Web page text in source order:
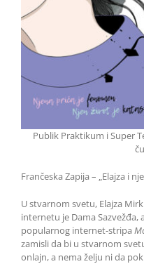
Publik Praktikum i Super
Frančeska Zapija – „Elajza i
U stvarnom svetu, Elajza
internetu je Dama
popularnog internet-stripa
zamisli da bi u stvarnom
onlajn, a nema želju ni da